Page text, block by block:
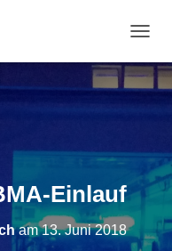
Einlauf
am13. Juni 2018